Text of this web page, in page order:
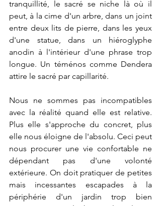
tranquillité, le sacré se niche là où il
peut, à la cime d'un arbre, dans un joint
entre deux lits de pierre, dans les yeux
d'une statue, dans un hiéroglyphe
anodin à l'intérieur d'une phrase trop
longue. Un téménos comme Dendera
attire le sacré par capillarité.
Nous ne sommes pas incompatibles
avec la réalité quand elle est relative.
Plus elle s'approche du concret, plus
elle nous éloigne de l'absolu. Ceci peut
nous procurer une vie confortable ne
dépendant pas d'une volonté
extérieure. On doit pratiquer de petites
mais incessantes escapades à la
périphérie d'un jardin trop bien